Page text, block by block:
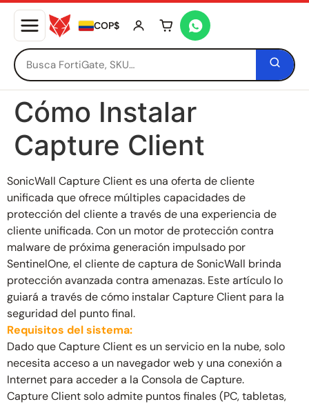
COP$ Tu carrito está vacío
Cómo Instalar
Capture Client
SonicWall Capture Client es una oferta de cliente
unificada que ofrece múltiples capacidades de
protección del cliente a través de una experiencia de
cliente unificada. Con un motor de protección contra
malware de próxima generación impulsado por
SentinelOne, el cliente de captura de SonicWall brinda
protección avanzada contra amenazas. Este artículo lo
guiará a través de cómo instalar Capture Client para la
seguridad del punto final.
Requisitos del sistema:
Dado que Capture Client es un servicio en la nube, solo
necesita acceso a un navegador web y una conexión a
Internet para acceder a la Consola de Capture.
Capture Client solo admite puntos finales (PC, tabletas,